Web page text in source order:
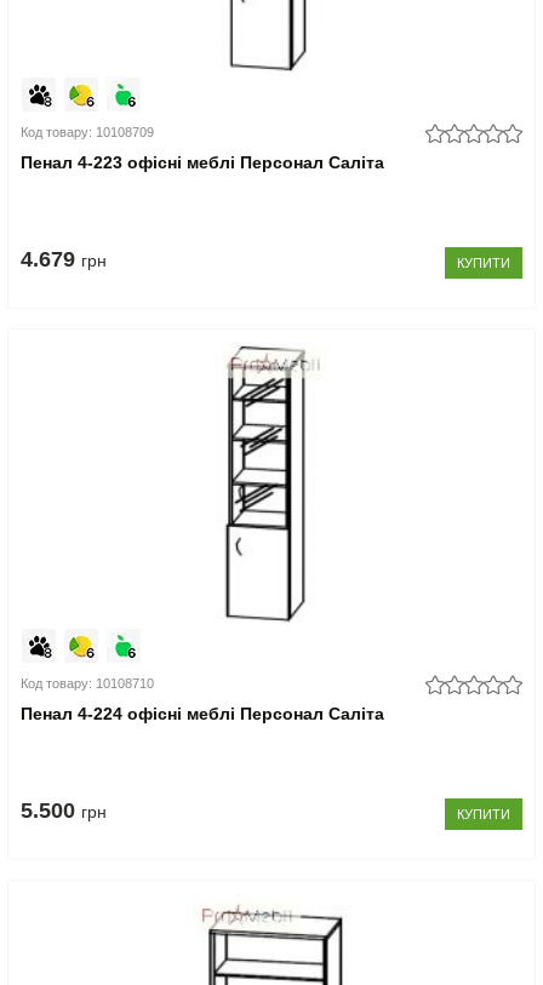
Код товару: 10108709
Пенал 4-223 офісні меблі Персонал Саліта
4.679 грн КУПИТИ
Код товару: 10108710
Пенал 4-224 офісні меблі Персонал Саліта
5.500 грн КУПИТИ